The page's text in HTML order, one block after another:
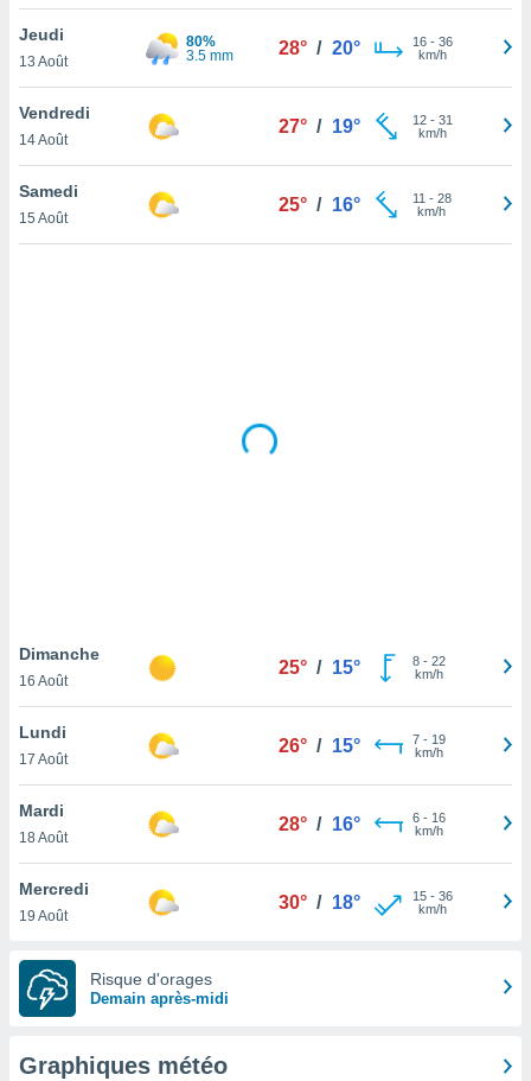
en
de
pas
de
à
cas,
que
sur le
et que
Jeudi
13 Août
80%
3.5 mm
28° / 20° 16- 36
km/h
Vendredi
14 Août
27° / 19° 12- 31
km/h
Samedi
15 Août
25° / 16° 11 - 28
km/h
Dimanche
16 Août
25° / 15° 8- 22
km/h
Lundi
17 Août
26° / 15° 7- 19
km/h
Mardi
18 Août
28° / 16° 6- 16
km/h
Mercredi
19 Août
30° / 18° 15- 36
km/h
Risque d'orages
Demain après-midi
Graphiques météo